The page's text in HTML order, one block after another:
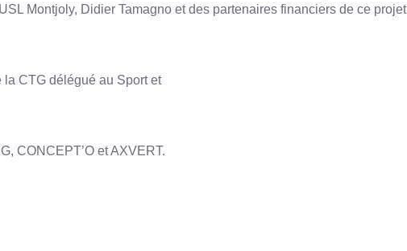
Montjoly, Didier Tamagno et des partenaires financiers de ce projet
CTG délégué au Sport et
CONCEPT’O et AXVERT.